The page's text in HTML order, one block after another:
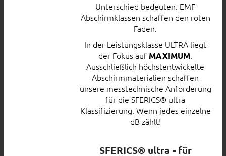
Unterschied bedeuten. EMF
Abschirmklassen schaffen den roten
Faden.
In der Leistungsklasse ULTRA liegt
der Fokus auf MAXIMUM.
Ausschließlich höchstentwickelte
Abschirmmaterialien schaffen
unsere messtechnische Anforderung
für die SFERICS® ultra
Klassifizierung. Wenn jedes einzelne
dB zählt!
SFERICS® ultra - für